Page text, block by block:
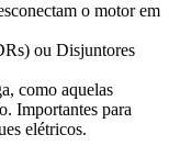
o motor em
ou Disjuntores
como aquelas
Importantes para
elétricos.